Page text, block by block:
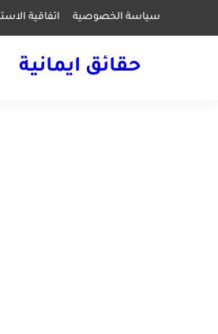
سياسة الخصوصية اتفاقية
حقائق ايمانية